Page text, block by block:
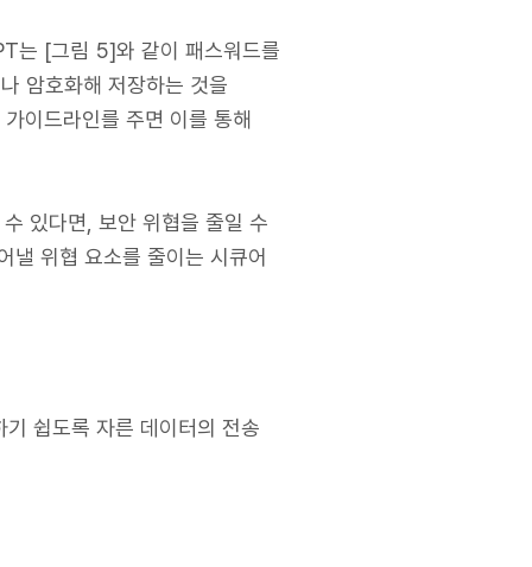
는 [그림 5]와 같이 패스워드를
암호화해 저장하는 것을
이드라인를 주면 이를 통해
있다면, 보안 위협을 줄일 수
낼 위협 요소를 줄이는 시큐어
쉽도록 자른 데이터의 전송